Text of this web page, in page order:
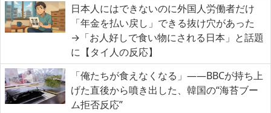
日本人にはできないのに外国人労働者だけ
「年金を払い戻し」できる抜け穴があった
→「お人好しで食い物にされる日本」と話題
に【タイ人の反応】
「俺たちが食えなくなる」――BBCが持ち上
げた直後から噴き出した、韓国の“海苔ブー
ム拒否反応”